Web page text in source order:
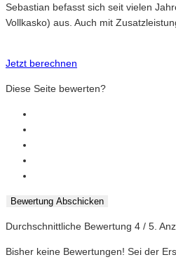
Sebastian befasst sich seit vielen
Vollkasko) aus. Auch mit
Jetzt berechnen
Diese Seite bewerten?
Bewertung Abschicken
Durchschnittliche Bewertung 4 / 5.
Bisher keine Bewertungen! Sei der